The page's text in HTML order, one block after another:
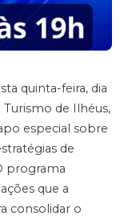
quinta-feira, dia
Turismo de Ilhéus,
especial sobre
de
programa
que a
consolidar o